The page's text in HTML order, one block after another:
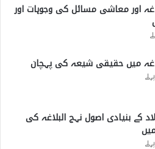
اور معاشی مسائل کی وجوہات اور
میں حقیقی شیعہ کی پہچان
کے بنیادی اصول نہج البلاغہ کی